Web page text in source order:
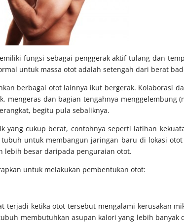
fungsi sebagai penggerak aktif tulang dan
untuk massa otot adalah setengah dari berat
berbagai otot lainnya ikut bergerak. Kolaborasi
mengeras dan bagian tengahnya menggelembung
begitu pula sebaliknya.
cukup berat, contohnya seperti latihan
untuk membangun jaringan baru di lokasi
lebih besar daripada penguraian otot.
untuk melakukan pembentukan otot:
ketika otot tersebut mengalami kerusakan
membutuhkan asupan kalori yang lebih banyak